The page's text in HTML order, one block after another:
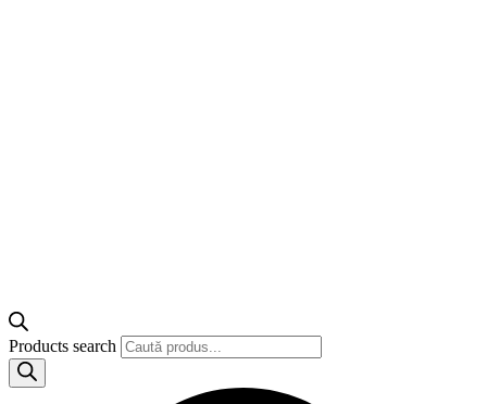
Products search